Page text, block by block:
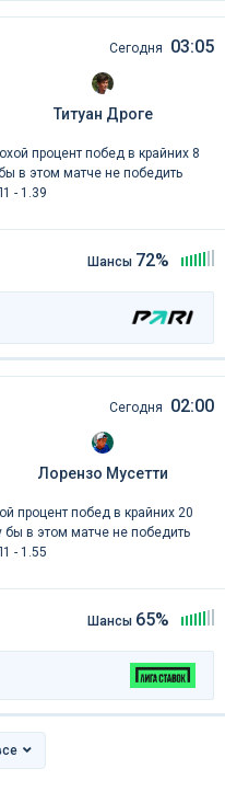
Сегодня 03:05
Титуан Дроге
процент побед в крайних 8
в этом матче не победить
- 1.39
Шансы 72%
Сегодня 02:00
Лорензо Мусетти
процент побед в крайних 20
в этом матче не победить
- 1.55
Шансы 65%